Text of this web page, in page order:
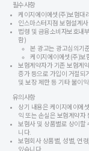
필수사항
케이지에이에셋(주)보험
인스마스터지점 보험설
법령 및 금융소비자보호내
함)
본 광고는 광고심의기
케이지에이에셋(주)
보험계약자가 기존 보험계
증가 등으로 가입이 거절되
및 보장 제한 등 기타 불이
유의사항
상기 내용은 케이지에이에
익 또는 손실은 보험계약자
보험사 및 상품별로 상이할
니다.
보험회사 상품별, 성별, 연